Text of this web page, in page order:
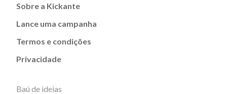
Sobre a Kickante
Lance uma campanha
Termos e condições
Privacidade
Baú de ideias